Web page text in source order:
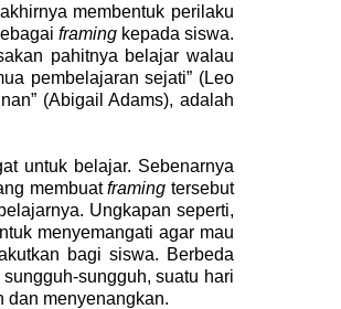
membentuk perilaku
framingkepada siswa.
pahitnya belajar walau
pembelajaran sejati” (Leo
(Abigail Adams), adalah
untuk belajar. Sebenarnya
membuatframing tersebut
Ungkapan seperti,
menyemangati agar mau
bagi siswa. Berbeda
sungguh, suatu hari
dan menyenangkan.